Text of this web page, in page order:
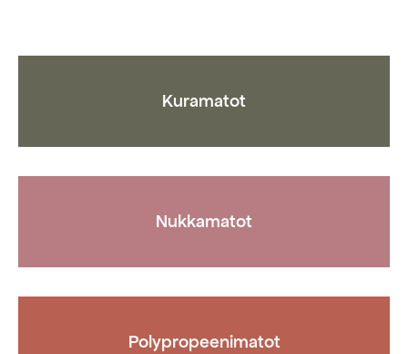
Kuramatot
Nukkamatot
Polypropeenimatot